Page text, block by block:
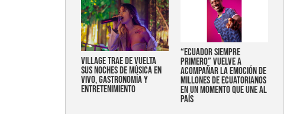
Village trae de vuelta
sus noches de música en
vivo, gastronomía y
entretenimiento
“Ecuador siempre
primero” vuelve a
acompañar la emoción de
millones de ecuatorianos
en un momento que une al
país